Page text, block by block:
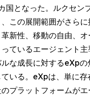
国となった。ルクセン
この展開範囲がさら
新性、移動の自由、
ているエージェント
な成長に対するeXpの
いる。eXpは、単に存
プラットフォームが